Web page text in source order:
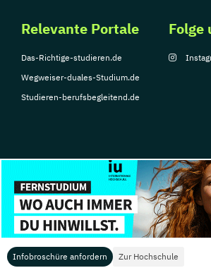
Infobroschüre anfordern Zur Hochschule
Relevante Portale
Das-Richtige-studieren.de
Wegweiser-duales-Studium.de
Studieren-berufsbegleitend.de
Folge
© Copyright 2026, TarGroup Media GmbH
Impressum
Über
uns
Datenschutzerklärung